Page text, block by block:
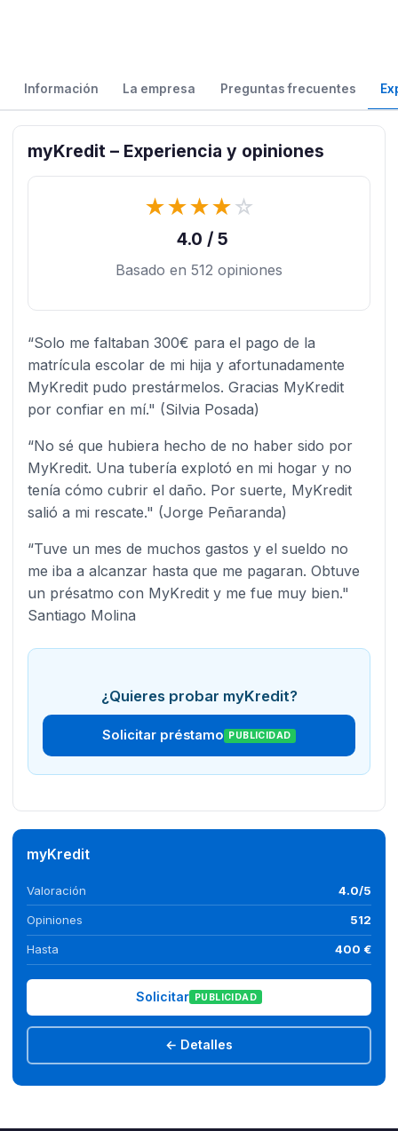
Información La empresa Preguntas frecuentes
myKredit – Experiencia y opiniones
★★★★☆
4.0 / 5
Basado en 512 opiniones
“Solo me faltaban 300€ para el pago de la
matrícula escolar de mi hija y afortunadamente
MyKredit pudo prestármelos. Gracias MyKredit
por confiar en mí." (Silvia Posada)
“No sé que hubiera hecho de no haber sido por
MyKredit. Una tubería explotó en mi hogar y no
tenía cómo cubrir el daño. Por suerte, MyKredit
salió a mi rescate." (Jorge Peñaranda)
“Tuve un mes de muchos gastos y el sueldo no
me iba a alcanzar hasta que me pagaran. Obtuve
un présatmo con MyKredit y me fue muy bien."
Santiago Molina
¿Quieres probar myKredit?
Solicitar préstamo PUBLICIDAD
myKredit
Valoración 4.0/5
Opiniones 512
Hasta 400 €
Solicitar PUBLICIDAD
← Detalles